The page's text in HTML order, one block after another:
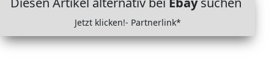
Jetzt klicken!- Partnerlink*